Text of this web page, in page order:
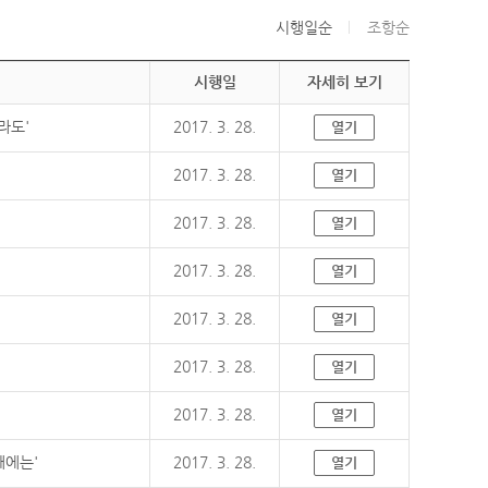
시행일순 조항순
시행일 자세히 보기
도' 2017. 3. 28. 열기
2017. 3. 28. 열기
2017. 3. 28. 열기
2017. 3. 28. 열기
2017. 3. 28. 열기
2017. 3. 28. 열기
2017. 3. 28. 열기
에는' 2017. 3. 28. 열기